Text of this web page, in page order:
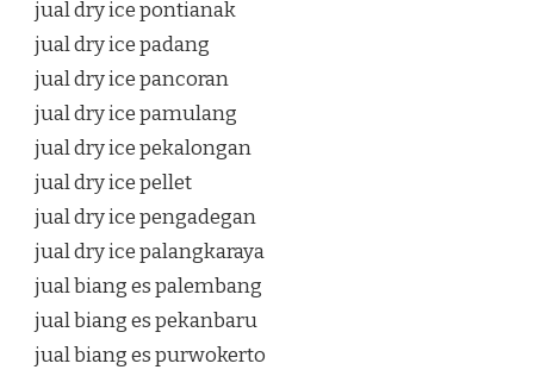
jual dry ice pontianak
jual dry ice padang
jual dry ice pancoran
jual dry ice pamulang
jual dry ice pekalongan
jual dry ice pellet
jual dry ice pengadegan
jual dry ice palangkaraya
jual biang es palembang
jual biang es pekanbaru
jual biang es purwokerto